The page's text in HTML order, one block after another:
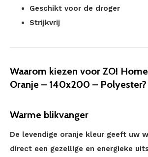
Geschikt voor de droger
Strijkvrij
Waarom kiezen voor ZO!
Oranje – 140x200 – Polyester?
Warme blikvanger
De levendige oranje kleur geeft uw
direct een gezellige en energieke